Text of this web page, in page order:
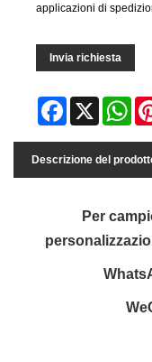
applicazioni di
Invia richiesta
Facebook
X
Descrizione del
Per